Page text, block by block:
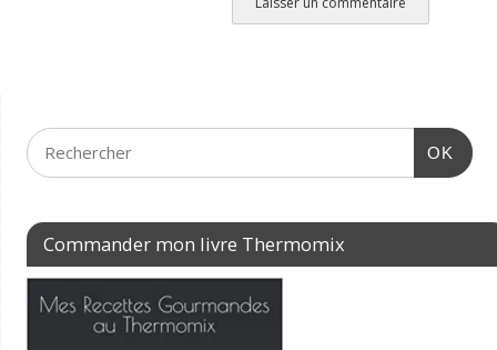
OK
Commander mon livre Thermomix